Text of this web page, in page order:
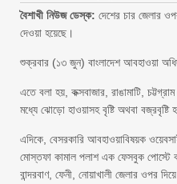
বৈশাখী নিউজ ডেস্ক: দেশের চার জেলার
দেওয়া হয়েছে।
শুক্রবার (১৩ জুন) বাংলাদেশ আবহাওয়া
এতে বলা হয়, কক্সবাজার, রাঙামাটি,
মধ্যে ঝোড়ো হাওয়াসহ বৃষ্টি অথবা বজ্রবৃষ্টি
এদিকে, বেসরকারি আবহাওয়াবিষয়ক
মোস্তফা কামাল পলাশ এক ফেসবুক পোস্টে
বান্দরবাণ, ফেনী, নোয়াখালী জেলার ওপর